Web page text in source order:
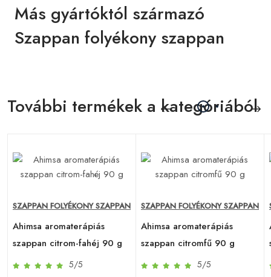
Más gyártóktól származó
Szappan folyékony szappan
További termékek a kategóriából
SZAPPAN FOLYÉKONY SZAPPAN
Ahimsa aromaterápiás
szappan citrom-fahéj 90 g
5/5
SZAPPAN FOLYÉKONY SZAPPAN
Ahimsa aromaterápiás
szappan citromfű 90 g
5/5